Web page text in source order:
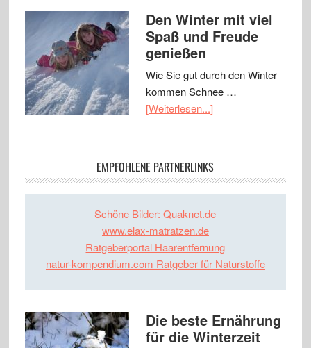
Den Winter mit viel
Spaß und Freude
genießen
Wie Sie gut durch den Winter
kommen Schnee …
[Weiterlesen...]
EMPFOHLENE PARTNERLINKS
Schöne Bilder: Quaknet.de
www.elax-matratzen.de
Ratgeberportal Haarentfernung
natur-kompendium.com Ratgeber für Naturstoffe
Die beste Ernährung
für die Winterzeit